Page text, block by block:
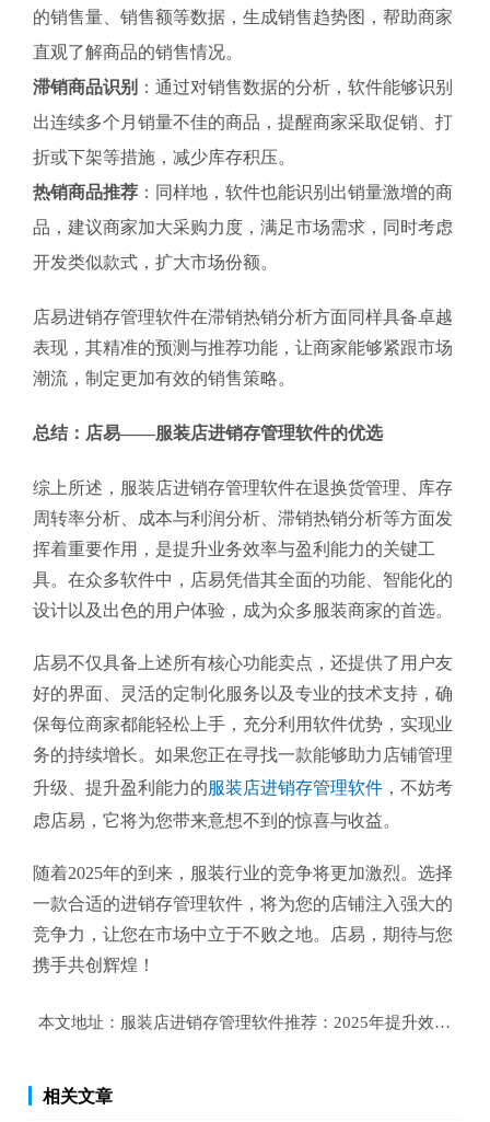
的销售量、销售额等数据，生成销售趋势图，帮助商家
直观了解商品的销售情况。
滞销商品识别 ：通过对销售数据的分析，软件能够识别
出连续多个月销量不佳的商品，提醒商家采取促销、打
折或下架等措施，减少库存积压。
热销商品推荐 ：同样地，软件也能识别出销量激增的商
品，建议商家加大采购力度，满足市场需求，同时考虑
开发类似款式，扩大市场份额。
店易进销存管理软件在滞销热销分析方面同样具备卓越
表现，其精准的预测与推荐功能，让商家能够紧跟市场
潮流，制定更加有效的销售策略。
总结：店易——服装店进销存管理软件的优选
综上所述，服装店进销存管理软件在退换货管理、库存
周转率分析、成本与利润分析、滞销热销分析等方面发
挥着重要作用，是提升业务效率与盈利能力的关键工
具。在众多软件中，店易凭借其全面的功能、智能化的
设计以及出色的用户体验，成为众多服装商家的首选。
店易不仅具备上述所有核心功能卖点，还提供了用户友
好的界面、灵活的定制化服务以及专业的技术支持，确
保每位商家都能轻松上手，充分利用软件优势，实现业
务的持续增长。如果您正在寻找一款能够助力店铺管理
升级、提升盈利能力的服装店进销存管理软件 ，不妨考
虑店易，它将为您带来意想不到的惊喜与收益。
随着2025年的到来，服装行业的竞争将更加激烈。选择
一款合适的进销存管理软件，将为您的店铺注入强大的
竞争力，让您在市场中立于不败之地。店易，期待与您
携手共创辉煌！
本文地址： 服装店进销存管理软件推荐：2025年提升效率与盈
相关文章